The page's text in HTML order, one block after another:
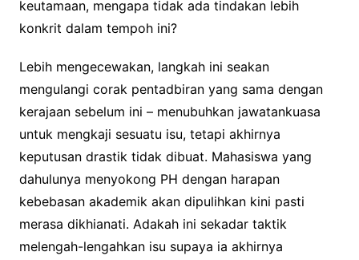
keutamaan, mengapa tidak ada tindakan lebih
konkrit dalam tempoh ini?
Lebih mengecewakan, langkah ini seakan
mengulangi corak pentadbiran yang sama dengan
kerajaan sebelum ini – menubuhkan jawatankuasa
untuk mengkaji sesuatu isu, tetapi akhirnya
keputusan drastik tidak dibuat. Mahasiswa yang
dahulunya menyokong PH dengan harapan
kebebasan akademik akan dipulihkan kini pasti
merasa dikhianati. Adakah ini sekadar taktik
melengah-lengahkan isu supaya ia akhirnya